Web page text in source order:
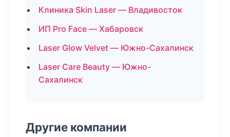
Клиника Skin Laser — Владивосток
ИП Pro Face — Хабаровск
Laser Glow Velvet — Южно-Сахалинск
Laser Care Beauty — Южно-
Сахалинск
Другие компании